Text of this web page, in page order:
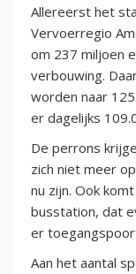
Allereerst het
Vervoerregio
om 237 miljoen
verbouwing.
worden naar
er dagelijks
De perrons
zich niet meer
nu zijn. Ook
busstation, dat
er
Aan het aantal